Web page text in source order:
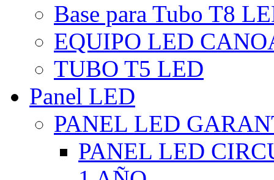
Base para Tubo T8
EQUIPO LED
TUBO T5 LED
Panel LED
PANEL LED
PANEL LED